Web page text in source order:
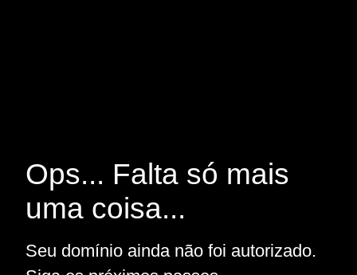
Ops... Falta só mais
uma coisa...
Seu domínio ainda não foi autorizado.